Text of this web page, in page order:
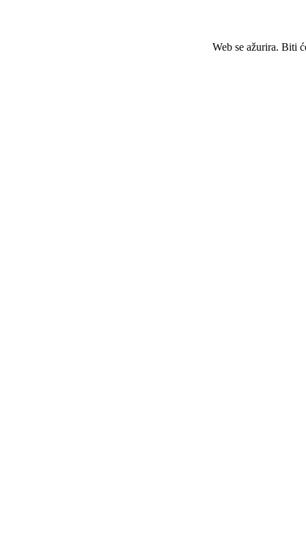
Web se ažurira. Biti